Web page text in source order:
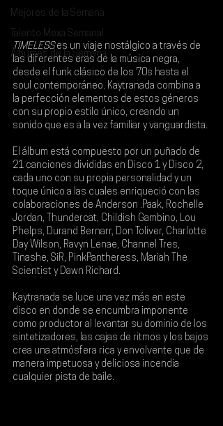
Mejores de la Semana
Talento Mexa Semanal
Álbumes de la Semana
TIMELESS es un viaje nostálgico a través de
las diferentes eras de la música negra,
desde el funk clásico de los 70s hasta el
soul contemporáneo. Kaytranada combina a
la perfección elementos de estos géneros
con su propio estilo único, creando un
sonido que es a la vez familiar y vanguardista.
El álbum está compuesto por un puñado de
21 canciones divididas en Disco 1 y Disco 2,
cada uno con su propia personalidad y un
toque único a las cuales enriqueció con las
colaboraciones de Anderson .Paak, Rochelle
Jordan, Thundercat, Childish Gambino, Lou
Phelps, Durand Bernarr, Don Toliver, Charlotte
Day Wilson, Ravyn Lenae, Channel Tres,
Tinashe, SiR, PinkPantheress, Mariah The
Scientist y Dawn Richard.
Kaytranada se luce una vez más en este
disco en donde se encumbra imponente
como productor al levantar su dominio de los
sintetizadores, las cajas de ritmos y los bajos
crea una atmósfera rica y envolvente que de
manera impetuosa y deliciosa incendia
cualquier pista de baile.